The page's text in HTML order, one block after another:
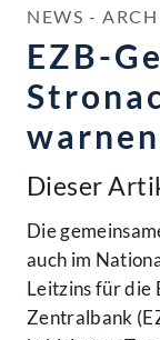
NEWS -
EZB-
Dieser
Die
auch im
Leitzins für die
Zentralbank